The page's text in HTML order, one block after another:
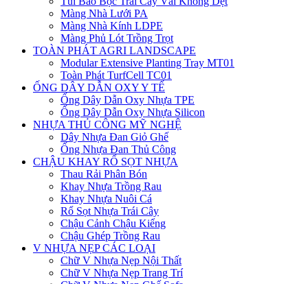
Màng Nhà Lưới PA
Màng Nhà Kính LDPE
Màng Phủ Lót Trồng Trọt
TOÀN PHÁT AGRI LANDSCAPE
Modular Extensive Planting Tray MT01
Toàn Phát TurfCell TC01
ỐNG DÂY DẪN OXY Y TẾ
Ống Dây Dẫn Oxy Nhựa TPE
Ống Dây Dẫn Oxy Nhựa Silicon
NHỰA THỦ CÔNG MỸ NGHỆ
Dây Nhựa Đan Giỏ Ghế
Ống Nhựa Đan Thủ Công
CHẬU KHAY RỔ SỌT NHỰA
Thau Rải Phân Bón
Khay Nhựa Trồng Rau
Khay Nhựa Nuôi Cá
Rổ Sọt Nhựa Trái Cây
Chậu Cảnh Chậu Kiểng
Chậu Ghép Trồng Rau
V NHỰA NẸP CÁC LOẠI
Chữ V Nhựa Nẹp Nội Thất
Chữ V Nhựa Nẹp Trang Trí